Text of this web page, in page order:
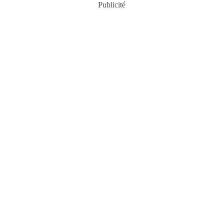
Publicité